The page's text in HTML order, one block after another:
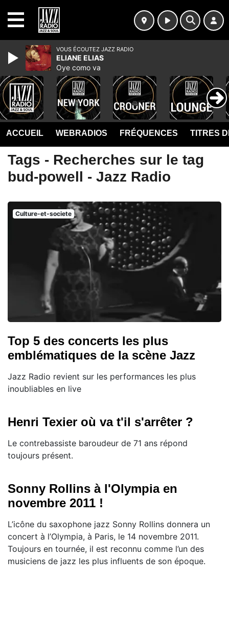
ACCUEIL WEBRADIOS FRÉQUENCES TITRES
Tags - Recherches sur le tag
bud-powell - Jazz Radio
Culture-et-societe
Top 5 des concerts les plus
emblématiques de la scène Jazz
Jazz Radio revient sur les performances les plus
inoubliables en live
Henri Texier où va t'il s'arrêter ?
Le contrebassiste baroudeur de 71 ans répond
toujours présent.
Sonny Rollins à l'Olympia en
novembre 2011 !
L’icône du saxophone jazz Sonny Rollins donnera un
concert à l’Olympia, à Paris, le 14 novembre 2011.
Toujours en tournée, il est reconnu comme l’un des
musiciens de jazz les plus influents de son époque.
VOUS ÉCOUTEZ JAZZ RADIO
ELIANE ELIAS
Oye como va